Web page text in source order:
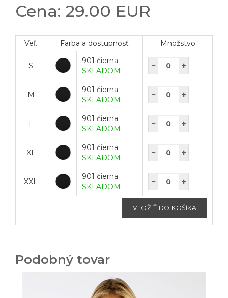
Cena: 29.00 EUR
Veľ. Farba a dostupnosť Množstvo
S
901 čierna
SKLADOM
M
901 čierna
SKLADOM
L
901 čierna
SKLADOM
XL
901 čierna
SKLADOM
XXL
901 čierna
SKLADOM
Podobný tovar